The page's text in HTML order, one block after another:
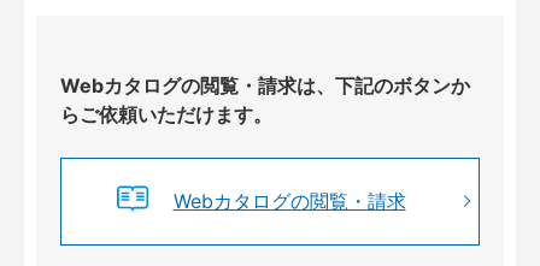
Webカタログの閲覧・請求は、下記のボタンか
らご依頼いただけます。
Webカタログの閲覧・請求